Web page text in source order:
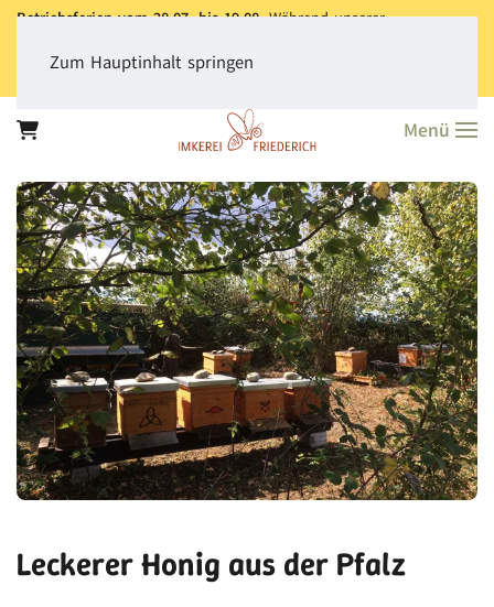
Betriebsferien vom 28.07. bis 19.08.Während unserer
dass derVersand aller Bestellungen erst ab dem 20.08.
Vielen Dank für Ihr Verständnis!
Zum Hauptinhalt springen
Menü
Leckerer Honig aus der Pfalz